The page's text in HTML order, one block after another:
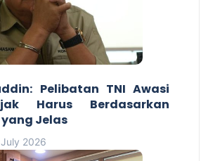
Pelibatan TNI Awasi
Harus Berdasarkan
Jelas
July 2026